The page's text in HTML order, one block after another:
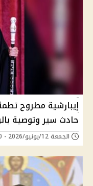
إيبارشية مطروح
حادث سير وتوصية بالراحة 3
الجمعة 12/يونيو/2026 - 01:00 ص